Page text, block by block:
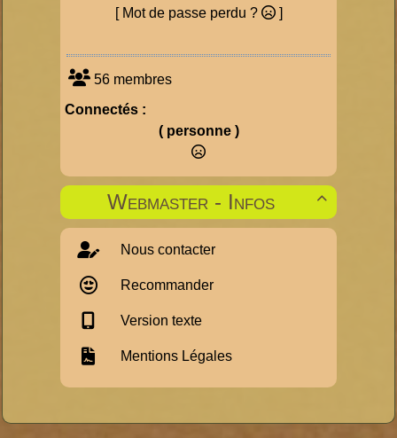
[ Mot de passe perdu ? ]
56 membres
Connectés :
( personne )

Webmaster - Infos
Nous contacter
Recommander
Version texte
Mentions Légales